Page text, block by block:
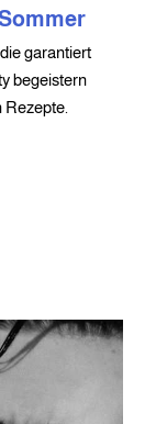
garantiert
begeistern